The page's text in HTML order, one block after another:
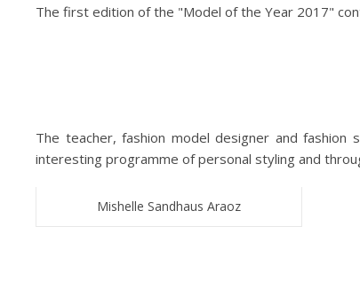
The first edition of the "Model of the Year 2017"
The teacher, fashion model designer and
interesting programme of personal styling and
Mishelle Sandhaus Araoz